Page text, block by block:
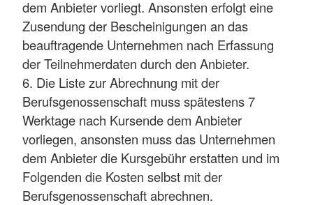
dem Anbieter vorliegt. Ansonsten erfolgt eine
Zusendung der Bescheinigungen an das
beauftragende Unternehmen nach Erfassung
der Teilnehmerdaten durch den Anbieter.
6. Die Liste zur Abrechnung mit der
Berufsgenossenschaft muss spätestens 7
Werktage nach Kursende dem Anbieter
vorliegen, ansonsten muss das Unternehmen
dem Anbieter die Kursgebühr erstatten und im
Folgenden die Kosten selbst mit der
Berufsgenossenschaft abrechnen.